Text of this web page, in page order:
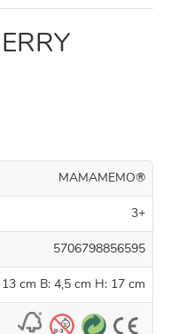
MAMAMEMO®
3+
5706798856595
13 cm B: 4,5 cm H: 17 cm